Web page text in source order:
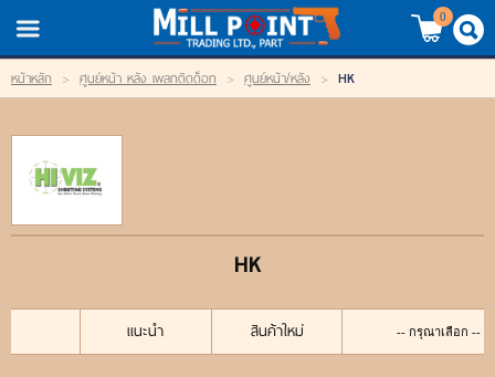
TH/EN
LOGIN REGISTER
0
หน้าหลัก > ศูนย์หน้า หลัง เพลทติดด็อท > ศูนย์หน้า/หลัง > HK
HK
แนะนำ สินค้าใหม่